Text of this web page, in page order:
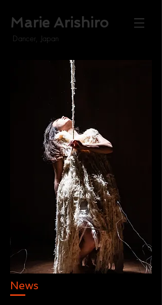
Marie Arishiro
Dancer, Japan
News